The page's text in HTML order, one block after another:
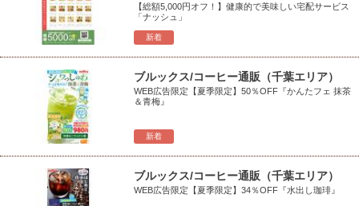
新着
【総額5,000円オフ！】健康的で美味しい宅配サービス
「ナッシュ」
新着
ブルックス/コーヒー通販（千葉エリア）
WEB広告限定【夏季限定】50％OFF『かんたフェ 抹茶
＆青梅』
ブルックス/コーヒー通販（千葉エリア）
WEB広告限定【夏季限定】34％OFF『水出し珈琲』